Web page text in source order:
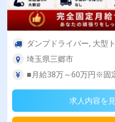
ダンプドライバー, 大型
埼玉県三郷市
■月給38万～60万円※固
求人内容を